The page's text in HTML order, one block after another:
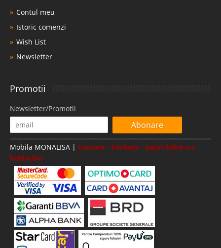
Contul meu
Istoric comenzi
Wish List
Newsletter
Promotii
Newsletter/Promotii
Abonare
Mobila MONALISA | Cautare - Eticheta - patut-bebe-cu-
baldachin